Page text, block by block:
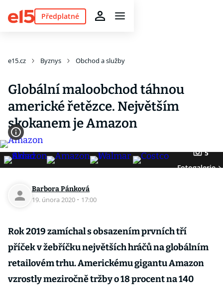
Předplatné
e15.cz Byznys Obchod a služby
Globální maloobchod táhnou
americké řetězce. Největším
skokanem je Amazon
5
Fotogalerie
Barbora Pánková
19. února 2020 · 17:00
Rok 2019 zamíchal s obsazením prvních tří
příček v žebříčku největších hráčů na globálním
retailovém trhu. Americkému gigantu Amazon
vzrostly meziročně tržby o 18 procent na 140